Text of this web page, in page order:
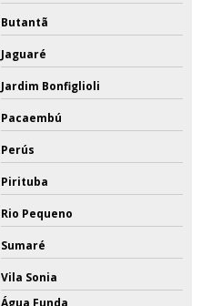
Butantã
Jaguaré
Jardim Bonfiglioli
Pacaembú
Perús
Pirituba
Rio Pequeno
Sumaré
Vila Sonia